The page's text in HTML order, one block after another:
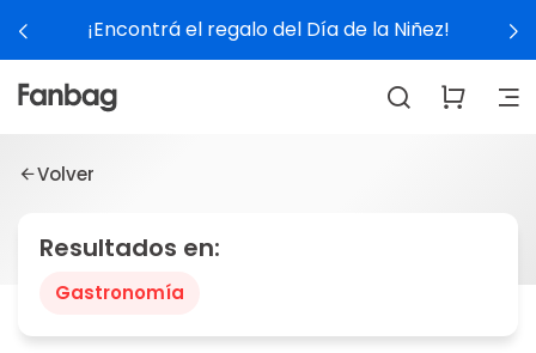
¡Encontrá el regalo del Día de la Niñez!
Volver
Resultados en:
Gastronomía